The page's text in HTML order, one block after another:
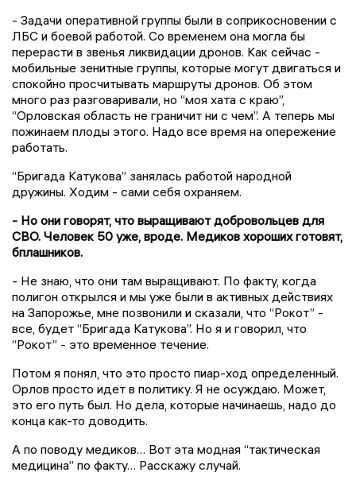
- Задачи оперативной группы были в соприкосновении с
ЛБС и боевой работой. Со временем она могла бы
перерасти в звенья ликвидации дронов. Как сейчас -
мобильные зенитные группы, которые могут двигаться и
спокойно просчитывать маршруты дронов. Об этом
много раз разговаривали, но “моя хата с краю”,
“Орловская область не граничит ни с чем”. А теперь мы
пожинаем плоды этого. Надо все время на опережение
работать.
“Бригада Катукова” занялась работой народной
дружины. Ходим - сами себя охраняем.
- Но они говорят, что выращивают добровольцев для
СВО. Человек 50 уже, вроде. Медиков хороших готовят,
бплашников.
- Не знаю, что они там выращивают. По факту, когда
полигон открылся и мы уже были в активных действиях
на Запорожье, мне позвонили и сказали, что “Рокот” -
все, будет “Бригада Катукова”. Но я и говорил, что
“Рокот” - это временное течение.
Потом я понял, что это просто пиар-ход определенный.
Орлов просто идет в политику. Я не осуждаю. Может,
это его путь был. Но дела, которые начинаешь, надо до
конца как-то доводить.
А по поводу медиков… Вот эта модная “тактическая
медицина” по факту… Расскажу случай.